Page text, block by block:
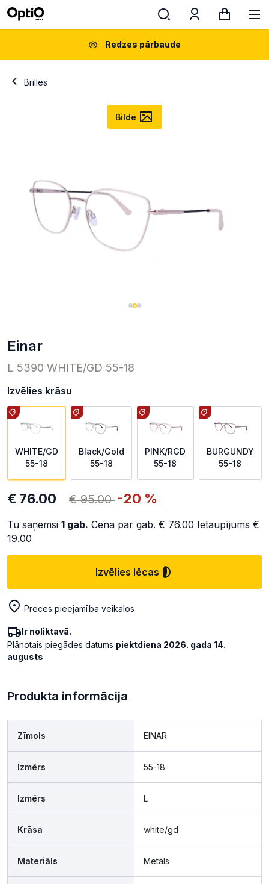
Redzes pārbaude
Brilles
Bilde
einar
L 5390 WHITE/GD 55-18
Izvēlies krāsu
WHITE/GD
55-18
Black/Gold
55-18
PINK/RGD
55-18
BURGUNDY
55-18
€ 76.00 € 95.00 -20 %
Tu saņemsi 1 gab. Cena par gab. € 76.00 Ietaupījums €
19.00
Izvēlies lēcas
Preces pieejamība veikalos
Ir noliktavā.
Plānotais piegādes datums piektdiena 2026. gada 14.
augusts
Produkta informācija
Zīmols EINAR
Izmērs 55-18
Izmērs L
Krāsa white/gd
Materiāls Metāls